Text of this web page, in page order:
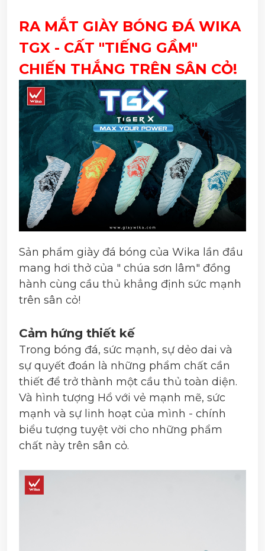
RA MẮT GIÀY BÓNG ĐÁ WIKA
TGX - CẤT "TIẾNG GẦM"
CHIẾN THẮNG TRÊN SÂN CỎ!
Sản phẩm giày đá bóng của Wika lần đầu
mang hơi thở của " chúa sơn lâm" đồng
hành cùng cầu thủ khẳng định sức mạnh
trên sân cỏ!
Cảm hứng thiết kế
Trong bóng đá, sức mạnh, sự dẻo dai và
sự quyết đoán là những phẩm chất cần
thiết để trở thành một cầu thủ toàn diện.
Và hình tượng Hổ với vẻ mạnh mẽ, sức
mạnh và sự linh hoạt của mình - chính
biểu tượng tuyệt vời cho những phẩm
chất này trên sân cỏ.